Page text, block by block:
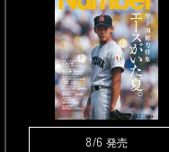
8/6 発売